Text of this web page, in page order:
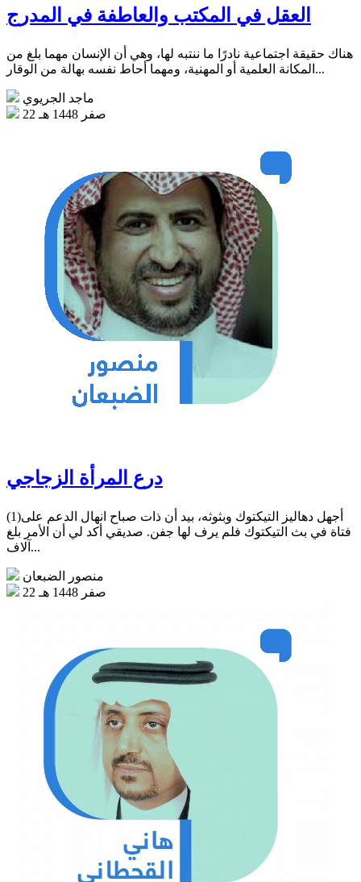
العقل في المكتب والعاطفة في المدرج
هناك حقيقة اجتماعية نادرًا ما ننتبه لها، وهي أن الإنسان مهما بلغ من
المكانة العلمية أو المهنية، ومهما أحاط نفسه بهالة من الوقار...
ماجد الجريوي
22 صفر 1448 هـ
درع المرأة الزجاجي
(1)أجهل دهاليز التيكتوك وبثوثه، بيد أن ذات صباح انهال الدعم على
فتاة في بث التيكتوك فلم يرف لها جفن. صديقي أكد لي أن الأمر بلغ
آلاف...
منصور الضبعان
22 صفر 1448 هـ